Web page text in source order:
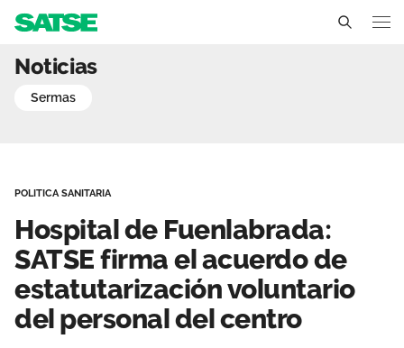
Delegados Sindicales
Estructura organizativa
Transparencia
Secciones sindicales
Servicios
Ventajas
Actualidad
Noticias
Madrid
Contáctanos
Hospital de
Noticias
sermas
POLITICA SANITARIA
Hospital de Fuenlabrada:
SATSE firma el acuerdo de
estatutarización voluntario
del personal del centro